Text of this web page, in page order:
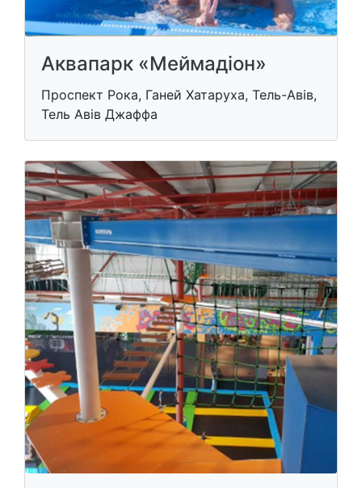
Аквапарк «Меймадіон»
Проспект Рока, Ганей Хатаруха, Тель-Авів,
Тель Авів Джаффа